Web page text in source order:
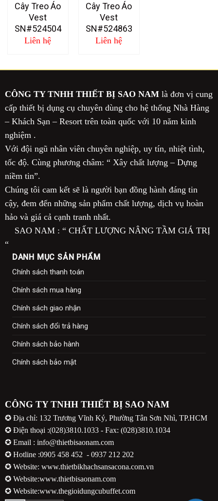
Cây Treo Áo
Vest
SN#524504
Liên hệ
Cây Treo Áo
Vest
SN#524863
Liên hệ
CÔNG TY TNHH THIẾT BỊ SAO NAMlà đơn vị cung
cấp thiết bị dụng cụ chuyên dùng cho hệ thống Nhà Hàng
– Khách Sạn – Resort trên toàn quốc với 10 năm kinh
nghiệm .
Với đội ngũ nhân viên chuyên nghiệp, uy tín, nhiệt tình,
tốc độ. Cùng phương châm: “ Xây chất lượng – Dựng
niềm tin”.
Chúng tôi cam kết sẽ là người bạn đồng hành đáng tin
cậy, đem đến những sản phẩm chất lượng, dịch vụ hoàn
hảo và giá cả cạnh tranh nhất.
SAO NAM : “ CHẤT LƯỢNG NÂNG TẦM GIÁ TRỊ
“
DANH MỤC SẢN PHẨM
Chính sách thanh toán
Chính sách mua hàng
Chính sách giao nhận
Chính sách đổi trả hàng
Chính sách bảo hành
Chính sách bảo mật
CÔNG TY TNHH THIẾT BỊ SAO NAM
✪ Địa chỉ: 132 Trương Vĩnh Ký, Phường Tân Sơn Nhì, TP.HCM
✪ Điện thoại :(028)3810.1033 - Fax: (028)3810.1034
✪ Email : info@thietbisaonam.com
✪ Hotline :0905 458 452 - 0937 212 202
✪ Website: www.thietbikhachsansacona.com.vn
✪ Website:www.thietbisaonam.com
✪ Website:www.thegioidungcubuffet.com